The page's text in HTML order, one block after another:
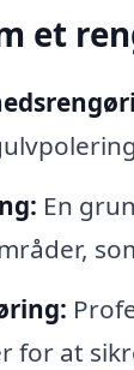
et
En
for at